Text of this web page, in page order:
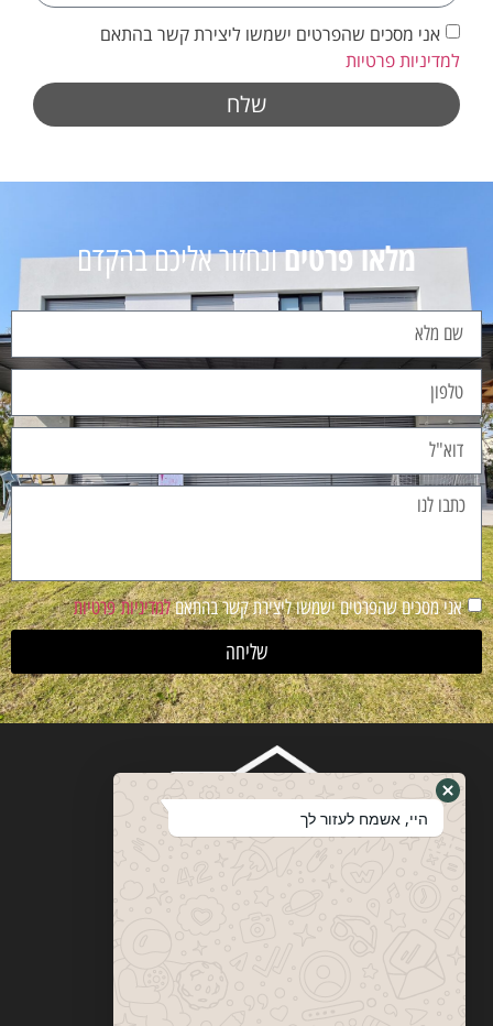
אני מסכים שהפרטים ישמשו ליצירת קשר בהתאם
למדיניות פרטיות
שלח
מלאו פרטיםונחזור אליכם בהקדם
אני מסכים שהפרטים ישמשו ליצירת קשר בהתאםלמדיניות פרטיות
שליחה
היי, אשמח לעזור לך